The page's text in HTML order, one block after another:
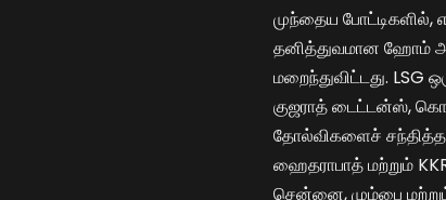
முந்தைய போட்டிகளில்,
தனித்துவமான ஹோம்
மறைந்துவிட்டது. LSG
குஜராத் டைட்டன்ஸ்,
தோல்விகளைச்
ஹைதராபாத் மற்றும்
சென்னை, மும்பை